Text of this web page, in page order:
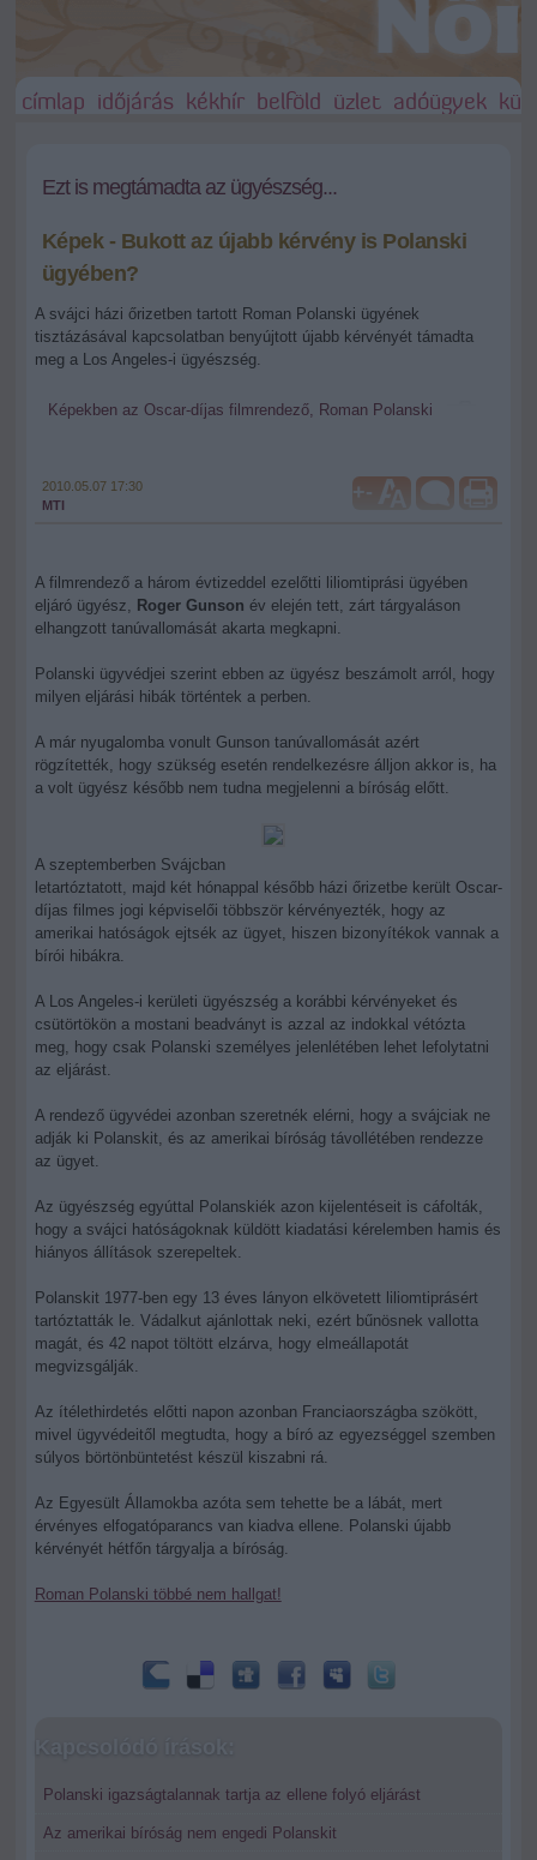
címlap időjárás kékhír belföld üzlet adóügyek
Ezt is megtámadta az ügyészség...
Képek - Bukott az újabb kérvény is Polanski
ügyében?
A svájci házi őrizetben tartott Roman Polanski ügyének
tisztázásával kapcsolatban benyújtott újabb kérvényét támadta
meg a Los Angeles-i ügyészség.
Képekben az Oscar-díjas filmrendező, Roman Polanski
2010.05.07 17:30
MTI
+-
A filmrendező a három évtizeddel ezelőtti liliomtiprási ügyében
eljáró ügyész, Roger Gunson év elején tett, zárt tárgyaláson
elhangzott tanúvallomását akarta megkapni.
Polanski ügyvédjei szerint ebben az ügyész beszámolt arról, hogy
milyen eljárási hibák történtek a perben.
A már nyugalomba vonult Gunson tanúvallomását azért
rögzítették, hogy szükség esetén rendelkezésre álljon akkor is, ha
a volt ügyész később nem tudna megjelenni a bíróság előtt.
A szeptemberben Svájcban
letartóztatott, majd két hónappal később házi őrizetbe került Oscar-
díjas filmes jogi képviselői többször kérvényezték, hogy az
amerikai hatóságok ejtsék az ügyet, hiszen bizonyítékok vannak a
bírói hibákra.
A Los Angeles-i kerületi ügyészség a korábbi kérvényeket és
csütörtökön a mostani beadványt is azzal az indokkal vétózta
meg, hogy csak Polanski személyes jelenlétében lehet lefolytatni
az eljárást.
A rendező ügyvédei azonban szeretnék elérni, hogy a svájciak ne
adják ki Polanskit, és az amerikai bíróság távollétében rendezze
az ügyet.
Az ügyészség egyúttal Polanskiék azon kijelentéseit is cáfolták,
hogy a svájci hatóságoknak küldött kiadatási kérelemben hamis és
hiányos állítások szerepeltek.
Polanskit 1977-ben egy 13 éves lányon elkövetett liliomtiprásért
tartóztatták le. Vádalkut ajánlottak neki, ezért bűnösnek vallotta
magát, és 42 napot töltött elzárva, hogy elmeállapotát
megvizsgálják.
Az ítélethirdetés előtti napon azonban Franciaországba szökött,
mivel ügyvédeitől megtudta, hogy a bíró az egyezséggel szemben
súlyos börtönbüntetést készül kiszabni rá.
Az Egyesült Államokba azóta sem tehette be a lábát, mert
érvényes elfogatóparancs van kiadva ellene. Polanski újabb
kérvényét hétfőn tárgyalja a bíróság.
Roman Polanski többé nem hallgat!
Kapcsolódó írások:
Polanski igazságtalannak tartja az ellene folyó eljárást
Az amerikai bíróság nem engedi Polanskit